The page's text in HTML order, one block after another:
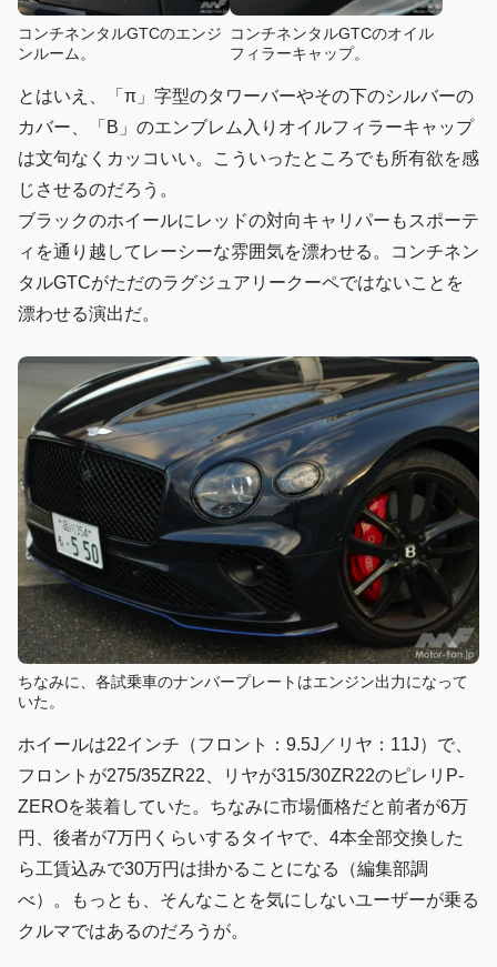
コンチネンタルGTCのエンジ
ンルーム。
コンチネンタルGTCのオイル
フィラーキャップ。
とはいえ、「π」字型のタワーバーやその下のシルバーの
カバー、「B」のエンブレム入りオイルフィラーキャップ
は文句なくカッコいい。こういったところでも所有欲を感
じさせるのだろう。
ブラックのホイールにレッドの対向キャリパーもスポーテ
ィを通り越してレーシーな雰囲気を漂わせる。コンチネン
タルGTCがただのラグジュアリークーペではないことを
漂わせる演出だ。
ちなみに、各試乗車のナンバープレートはエンジン出力になって
いた。
ホイールは22インチ（フロント：9.5J／リヤ：11J）で、
フロントが275/35ZR22、リヤが315/30ZR22のピレリP-
ZEROを装着していた。ちなみに市場価格だと前者が6万
円、後者が7万円くらいするタイヤで、4本全部交換した
ら工賃込みで30万円は掛かることになる（編集部調
べ）。もっとも、そんなことを気にしないユーザーが乗る
クルマではあるのだろうが。